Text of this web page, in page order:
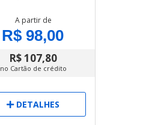
A partir de
R$ 98,00
R$ 107,80
no Cartão de crédito
DETALHES